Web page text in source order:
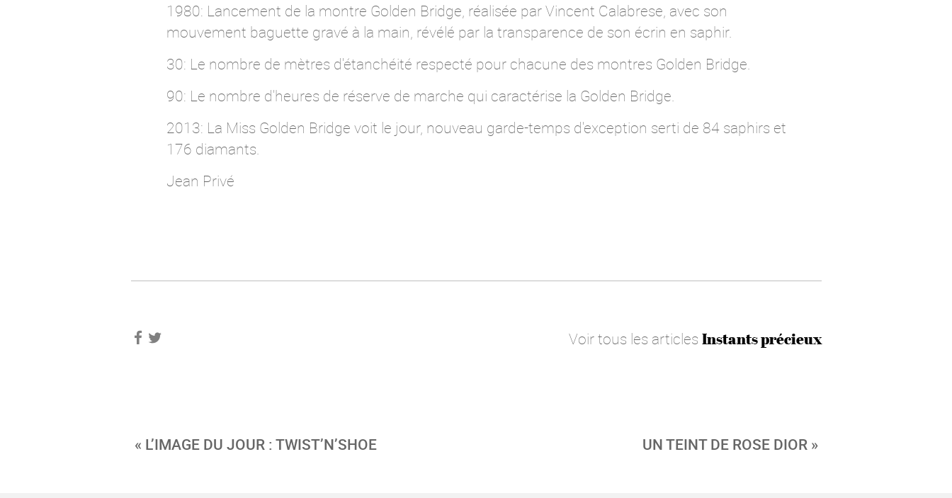
1980: Lancement de la montre Golden Bridge, réalisée par Vincent Calabrese, avec son
mouvement baguette gravé à la main, révélé par la transparence de son écrin en saphir.
30: Le nombre de mètres d'étanchéité respecté pour chacune des montres Golden Bridge.
90: Le nombre d'heures de réserve de marche qui caractérise la Golden Bridge.
2013: La Miss Golden Bridge voit le jour, nouveau garde-temps d'exception serti de 84 saphirs et
176 diamants.
Jean Privé
Voir tous les articles Instants précieux
« L’IMAGE DU JOUR : TWIST’N’SHOE UN TEINT DE ROSE DIOR »